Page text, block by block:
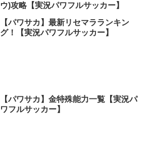
ウ)攻略【実況パワフルサッカー】
【パワサカ】最新リセマラランキン
グ！【実況パワフルサッカー】
【パワサカ】金特殊能力一覧【実況パ
ワフルサッカー】